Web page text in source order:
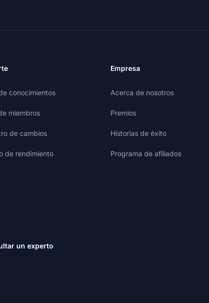
conocimientos
miembros
de cambios
de rendimiento
Empresa
Acerca de nosotros
Premios
Historias de éxito
Programa de afiliados
un experto